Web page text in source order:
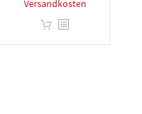
Versandkosten